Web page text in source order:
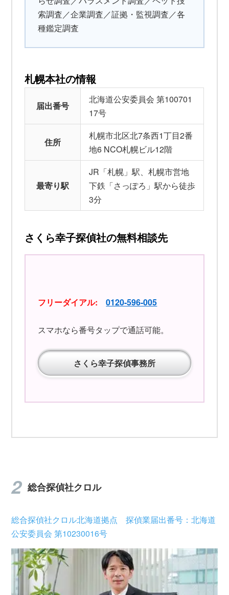
索調査／企業調査／証拠・監視調査／各
種鑑定調査
札幌本社の情報
届出番号
北海道公安委員会 第100701
17号
住所
札幌市北区北7条西1丁目2番
地6 NCO札幌ビル12階
最寄り駅
JR「札幌」駅、札幌市営地
下鉄「さっぽろ」駅から徒歩
3分
さくら幸子探偵社の無料相談先
フリーダイアル:0120-596-005
スマホなら番号タップで通話可能。
さくら幸子探偵事務所
総合探偵社クロル
総合探偵社クロル北海道拠点 探偵業届出番号：北海道
公安委員会 第10230016号